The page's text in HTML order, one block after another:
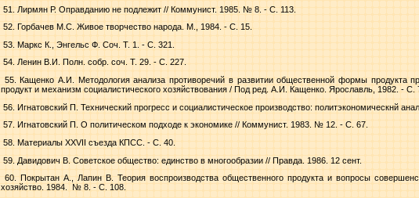
51. Лирмян Р. Оправданию не подлежит // Коммунист. 1985. № 8. - С. 113.
52. Горбачев М.С. Живое творчество народа. М., 1984. - С. 15.
53. Маркс К., Энгельс Ф. Соч. Т. 1. - С. 321.
54. Ленин В.И. Полн. собр. соч. Т. 29. - С. 227.
55. Кащенко А.И. Методология анализа противоречий в развитии общественной формы продукта
продукт и механизм социалистического хозяйствования / Под ред. А.И. Кащенко. Ярославль, 1982. - С.
56. Игнатовский П. Технический прогресс и социалистическое производство: политэкономическнй
57. Игнатовский П. О политическом подходе к экономике // Коммунист. 1983. № 12. - С. 67.
58. Материалы XXVII съезда КПСС. - С. 40.
59. Давидович В. Советское общество: единство в многообразии // Правда. 1986. 12 сент.
60. Покрытан А., Лапин В. Теория воспроизводства общественного продукта и вопросы
хозяйство. 1984.
№ 8. - С. 108.